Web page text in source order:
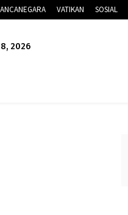
VATIKAN SOSIAL
2026